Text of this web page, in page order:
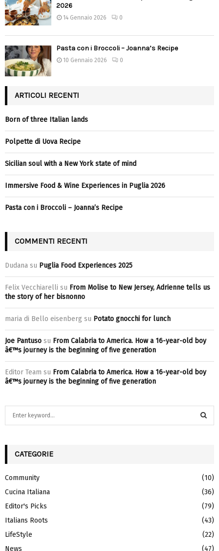
2026
14 Gennaio 2026 0
Pasta con i Broccoli – Joanna’s Recipe
10 Gennaio 2026 0
ARTICOLI RECENTI
Born of three Italian lands
Polpette di Uova Recipe
Sicilian soul with a New York state of mind
Immersive Food & Wine Experiences in Puglia 2026
Pasta con i Broccoli – Joanna’s Recipe
COMMENTI RECENTI
Dudana su Puglia Food Experiences 2025
Felix Vecchiarelli su From Molise to New Jersey, Adrienne tells us
the story of her bisnonno
maria di Bello eisenberg su Potato gnocchi for lunch
Joe Pantuso su From Calabria to America. How a 16-year-old boy
â€™s journey is the beginning of five generation
Editor Team su From Calabria to America. How a 16-year-old boy
â€™s journey is the beginning of five generation
h
o
r
:
A
R
H
CATEGORIE
Community
(10)
Cucina Italiana
(36)
Editor's Picks
(79)
Italians Roots
(43)
LifeStyle
(22)
News
(47)